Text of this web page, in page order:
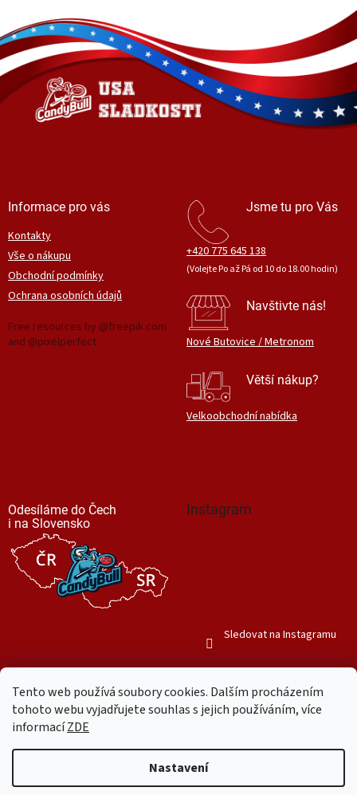
Tento web používá soubory cookies. Dalším procházením
tohoto webu vyjadřujete souhlas s jejich používáním, více
informacíZDE
Nastavení
á
p
a
í
Informace pro vás
Kontakty
Vše o nákupu
Obchodní podmínky
Ochrana osobních údajů
Free resources by @freepik.com
and @pixelperfect
Jsme tu pro Vás
+420 775 645 138
(Volejte Po až Pá od 10 do 18.00 hodin)
Navštivte nás!
Nové Butovice / Metronom
Větší nákup?
Velkoobchodní nabídka
Odesíláme do Čech
i na Slovensko
Instagram
Sledovat na Instagramu
Copyright 2026Mr. Candy Bull. Všechna práva vyhrazena.Upravit